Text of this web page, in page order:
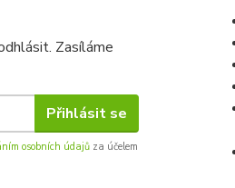
Zasíláme
Přihlásit se
osobních údajů za účelem